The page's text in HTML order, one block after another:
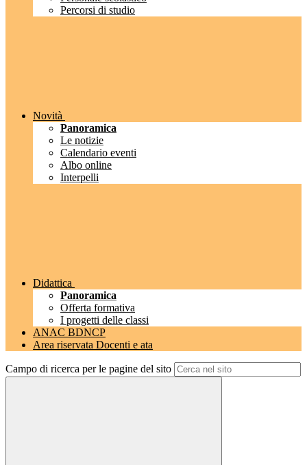
Percorsi di studio
Novità
Panoramica
Le notizie
Calendario eventi
Albo online
Interpelli
Didattica
Panoramica
Offerta formativa
I progetti delle classi
ANAC BDNCP
Area riservata Docenti e ata
Campo di ricerca per le pagine del sito